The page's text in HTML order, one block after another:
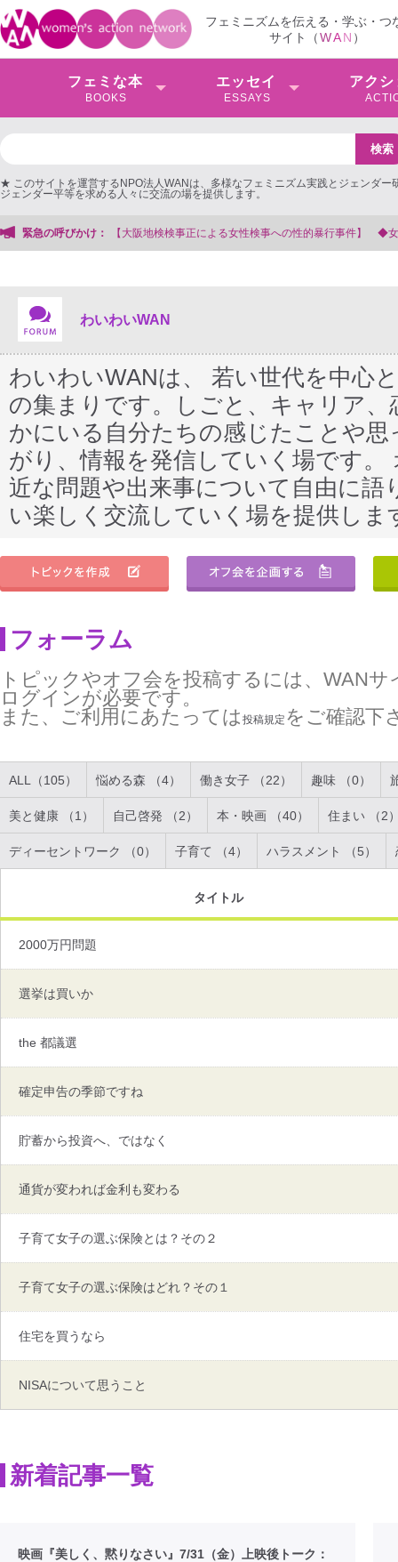
フェミニズムを伝える・学ぶ・つ
サイト（WAN ）
フェミな本
BOOKS
エッセイ
ESSAYS
アクシ
★ このサイトを運営するNPO法人WANは、多様なフェミニズム実践とジェンダー
ジェンダー平等を求める人々に交流の場を提供します。
緊急の呼びかけ： 【抗議文】
わいわいWAN
わいわいWANは、 若い世代を中心
の集まりです。しごと、キャリア
かにいる自分たちの感じたことや
がり、情報を発信していく場です
近な問題や出来事について自由に
い楽しく交流していく場を提供しま
フォーラム
トピックやオフ会を投稿するには、WAN
ログインが必要です。
また、ご利用にあたっては 投稿規定 をご確認下
ALL（105） 悩める森 （4） 働き女子 （22） 趣味 （0）
美と健康 （1） 自己啓発 （2） 本・映画 （40） 住まい （2
ディーセントワーク （0） 子育て （4） ハラスメント （5）
タイトル
2000万円問題
選挙は買いか
the 都議選
確定申告の季節ですね
貯蓄から投資へ、ではなく
通貨が変われば金利も変わる
子育て女子の選ぶ保険とは？その２
子育て女子の選ぶ保険はどれ？その１
住宅を買うなら
NISAについて思うこと
新着記事一覧
映画『美しく、黙りなさい』7/31（金）上映後トーク：